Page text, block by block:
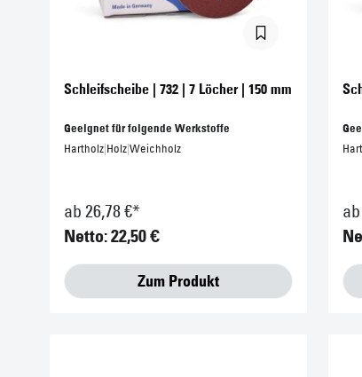
Schleifscheibe | 732 | 7 Löcher | 150 mm
Geeignet für folgende Werkstoffe
Hartholz|Holz|Weichholz
ab 26,78 €*
Netto: 22,50 €
Zum Produkt